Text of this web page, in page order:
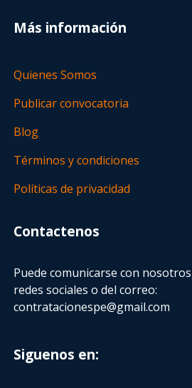
Más información
Quienes Somos
Publicar convocatoria
Blog
Términos y condiciones
Políticas de privacidad
Contactenos
Puede comunicarse con
redes sociales o del correo:
contratacionespe@gmail.com
Siguenos en: